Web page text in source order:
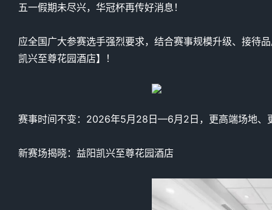
五一假期未尽兴，华冠杯再传好消息！
应全国广大参赛选手强烈要求，结合赛事规模升级、接待
凯兴至尊花园酒店】！
赛事时间不变：2026年5月28日—6月2日，更高端场地、
新赛场揭晓：益阳凯兴至尊花园酒店